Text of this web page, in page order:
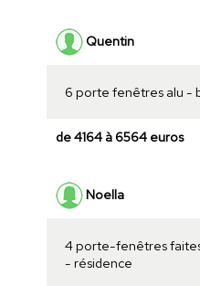
Quentin
6 porte fenêtres alu -
de 4164 à 6564 euros
Noella
4 porte-fenêtres
- résidence